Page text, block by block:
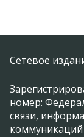
Сетевое
номер:
связи,
коммуникаций